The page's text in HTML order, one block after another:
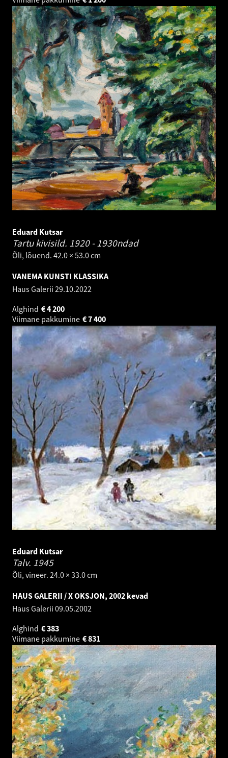
Eduard Kutsar
Tartu kivisild. 1920 - 1930ndad
Õli, lõuend. 42.0 × 53.0 cm
VANEMA KUNSTI KLASSIKA
Haus Galerii 29.10.2022
Alghind
4 200
€
Viimane pakkumine
7 400
€
Eduard Kutsar
Talv. 1945
Õli, vineer. 24.0 × 33.0 cm
HAUS GALERII / X OKSJON, 2002 kevad
Haus Galerii 09.05.2002
Alghind
383
€
Viimane pakkumine
831
€